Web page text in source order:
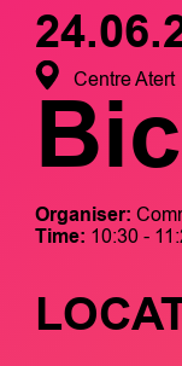
Centre Atert
Organiser:
Time: 10:30 -